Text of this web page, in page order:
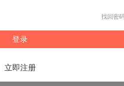
找回密
登录
立即注册